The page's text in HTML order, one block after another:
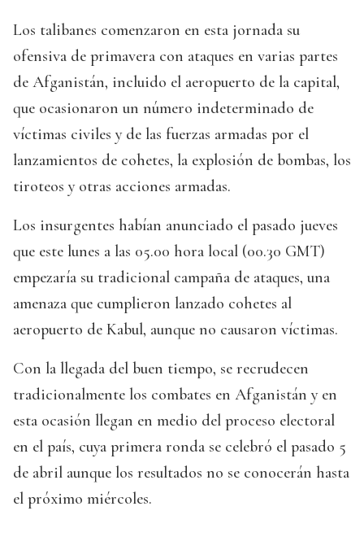
Los talibanes comenzaron en esta jornada su
ofensiva de primavera con ataques en varias partes
de Afganistán, incluido el aeropuerto de la capital,
que ocasionaron un número indeterminado de
víctimas civiles y de las fuerzas armadas por el
lanzamientos de cohetes, la explosión de bombas, los
tiroteos y otras acciones armadas.
Los insurgentes habían anunciado el pasado jueves
que este lunes a las 05.00 hora local (00.30 GMT)
empezaría su tradicional campaña de ataques, una
amenaza que cumplieron lanzado cohetes al
aeropuerto de Kabul, aunque no causaron víctimas.
Con la llegada del buen tiempo, se recrudecen
tradicionalmente los combates en Afganistán y en
esta ocasión llegan en medio del proceso electoral
en el país, cuya primera ronda se celebró el pasado 5
de abril aunque los resultados no se conocerán hasta
el próximo miércoles.